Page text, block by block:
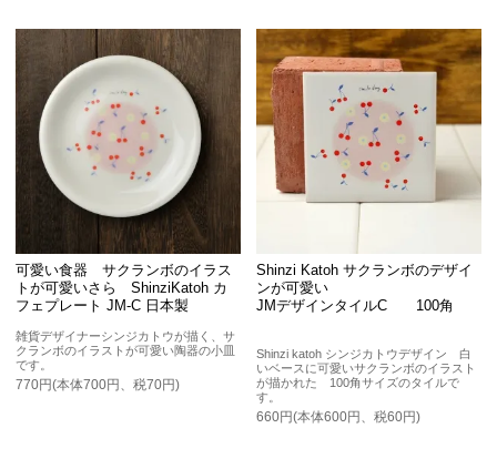
可愛い食器 サクランボのイラス
トが可愛いさら ShinziKatoh カ
フェプレート JM-C 日本製
雑貨デザイナーシンジカトウが描く、サ
クランボのイラストが可愛い陶器の小皿
です。
770円(本体700円、税70円)
Shinzi Katoh サクランボのデザイ
ンが可愛い
JMデザインタイルC 100角
Shinzi katoh シンジカトウデザイン 白
いベースに可愛いサクランボのイラスト
が描かれた 100角サイズのタイルで
す。
660円(本体600円、税60円)